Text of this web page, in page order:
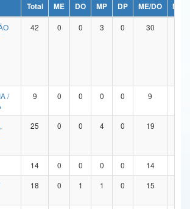
Inovações e Comunicações
Regional
e dos Direitos Humanos
Total ME DO MP DP ME/DO
MP/
42 0 0 3 0 30
/
9 0 0 0 0 9
25 0 0 4 0 19
14 0 0 0 0 14
18 0 1 1 0 15